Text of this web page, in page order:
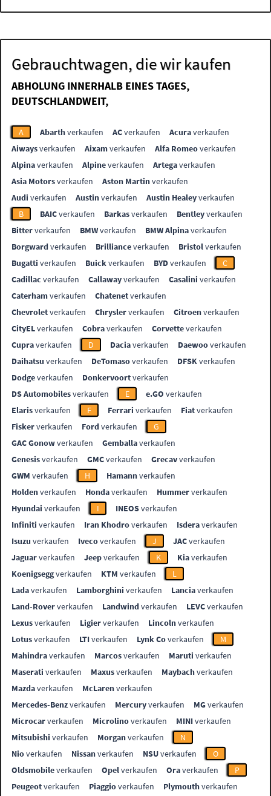
Gebrauchtwagen, die wir kaufen
ABHOLUNG INNERHALB EINES TAGES,
DEUTSCHLANDWEIT,
A Abarthverkaufen ACverkaufen Acuraverkaufen
Aiwaysverkaufen Aixamverkaufen Alfa Romeoverkaufen
Alpinaverkaufen Alpineverkaufen Artegaverkaufen
Asia Motorsverkaufen Aston Martinverkaufen
Audi verkaufen Austinverkaufen Austin Healeyverkaufen
B
BAICverkaufen Barkasverkaufen Bentleyverkaufen
Bitterverkaufen BMWverkaufen BMW Alpinaverkaufen
Borgwardverkaufen Brillianceverkaufen Bristolverkaufen
Bugatti verkaufen Buickverkaufen BYDverkaufen
C
Cadillac verkaufen Callawayverkaufen Casalini verkaufen
Caterhamverkaufen Chatenetverkaufen
Chevroletverkaufen Chryslerverkaufen Citroenverkaufen
CityELverkaufen Cobraverkaufen Corvetteverkaufen
Cupraverkaufen D Daciaverkaufen Daewooverkaufen
Daihatsu verkaufen DeTomasoverkaufen DFSKverkaufen
Dodgeverkaufen Donkervoortverkaufen
DS Automobilesverkaufen E e.GO verkaufen
Elarisverkaufen F Ferrari verkaufen Fiatverkaufen
Fiskerverkaufen Fordverkaufen
G
GAC Gonowverkaufen Gemballaverkaufen
Genesisverkaufen GMCverkaufen Grecavverkaufen
GWM verkaufen H Hamannverkaufen
Holdenverkaufen Hondaverkaufen Hummerverkaufen
Hyundai verkaufen I INEOSverkaufen
Infiniti verkaufen Iran Khodroverkaufen Isderaverkaufen
Isuzu verkaufen Ivecoverkaufen J JACverkaufen
Jaguarverkaufen Jeepverkaufen K Kiaverkaufen
Koenigseggverkaufen KTM verkaufen
L
Ladaverkaufen Lamborghini verkaufen Lanciaverkaufen
Land-Roververkaufen Landwindverkaufen LEVCverkaufen
Lexusverkaufen Ligierverkaufen Lincolnverkaufen
Lotusverkaufen LTIverkaufen Lynk Coverkaufen
M
Mahindraverkaufen Marcosverkaufen Maruti verkaufen
Maserati verkaufen Maxusverkaufen Maybachverkaufen
Mazdaverkaufen McLarenverkaufen
Mercedes-Benzverkaufen Mercuryverkaufen MGverkaufen
Microcarverkaufen Microlinoverkaufen MINIverkaufen
Mitsubishi verkaufen Morganverkaufen
N
Nioverkaufen Nissanverkaufen NSUverkaufen
O
Oldsmobileverkaufen Opelverkaufen Oraverkaufen
P
Peugeotverkaufen Piaggioverkaufen Plymouthverkaufen